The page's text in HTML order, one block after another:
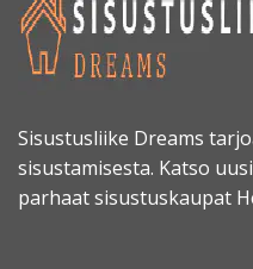
Sisustusliike Dreams
sisustamisesta. Katso
parhaat sisustuskaupat